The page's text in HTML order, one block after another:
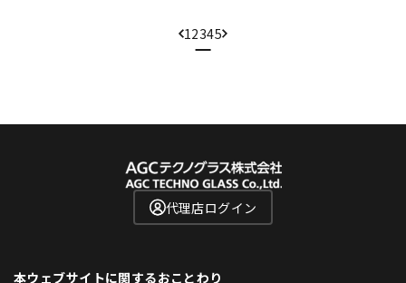
12345
代理店ログイン
本ウェブサイトに関するおことわり